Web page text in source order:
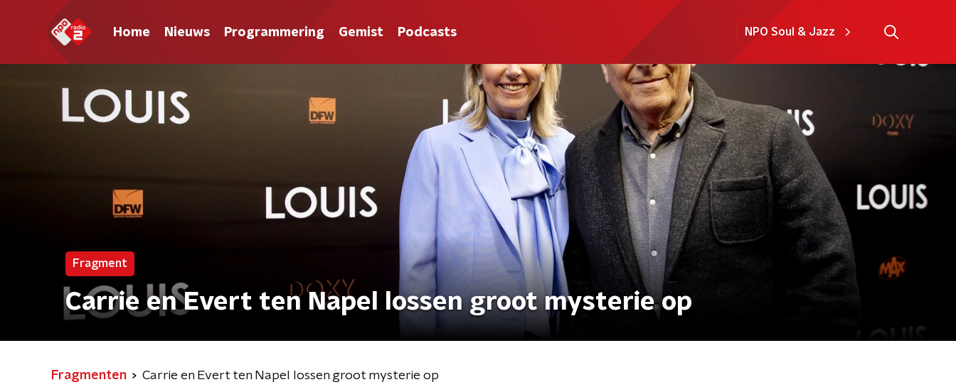
Home Nieuws Programmering Gemist Podcasts NPO Soul & Jazz
Fragment
Carrie en Evert ten Napel lossen groot mysterie op
Fragmenten Carrie en Evert ten Napel lossen groot mysterie op